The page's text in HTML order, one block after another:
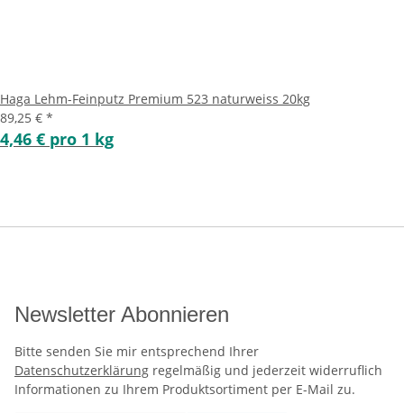
Haga Lehm-Feinputz Premium 523 naturweiss 20kg
89,25 € *
4,46 € pro 1 kg
Newsletter Abonnieren
Bitte senden Sie mir entsprechend Ihrer
Datenschutzerklärung regelmäßig und jederzeit widerruflich
Informationen zu Ihrem Produktsortiment per E-Mail zu.